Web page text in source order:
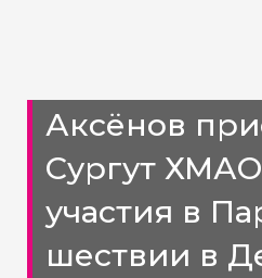
Аксёнов
Сургут
участия в
шествии в